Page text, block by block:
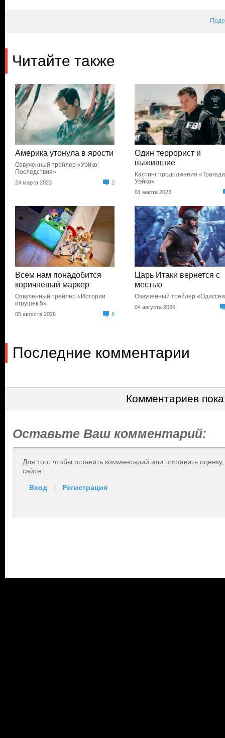
Читайте также
Америка утонула в ярости
Озвученный трейлер «Уэйко:
Последствия»
24 марта 2023 2
Один террорист и
выжившие
Кастинг продолжения
Уэйко»
01 марта 2023
Всем нам понадобится
коричневый маркер
Озвученный трейлер «Истории
игрушек 5»
05 августа 2026 8
Царь Итаки вернется с
местью
Озвученный трейлер
04 августа 2026
Последние комментарии
Комментариев
Оставьте Ваш комментарий:
Для того чтобы оставить комментарий или поставить
сайте.
Вход | Регистрация